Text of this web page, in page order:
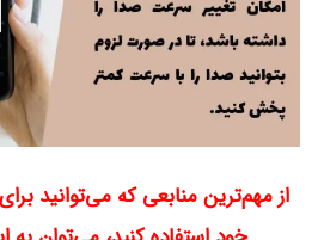
از مهم‌ترین منابعی که می‌توانید